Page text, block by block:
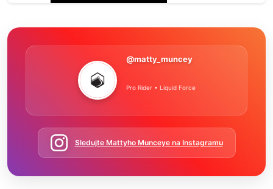
@matty_muncey
Pro Rider • Liquid Force
Sledujte Mattyho Munceye na Instagramu